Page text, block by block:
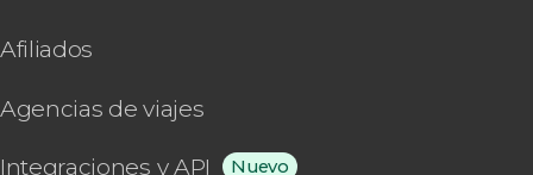
Afiliados
Agencias de viajes
Integraciones y API Nuevo